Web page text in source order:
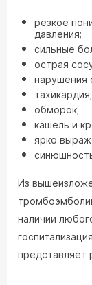
резкое
давления;
сильные
острая
нарушения
тахикардия;
обморок;
кашель и
ярко
Из
наличии
представляет